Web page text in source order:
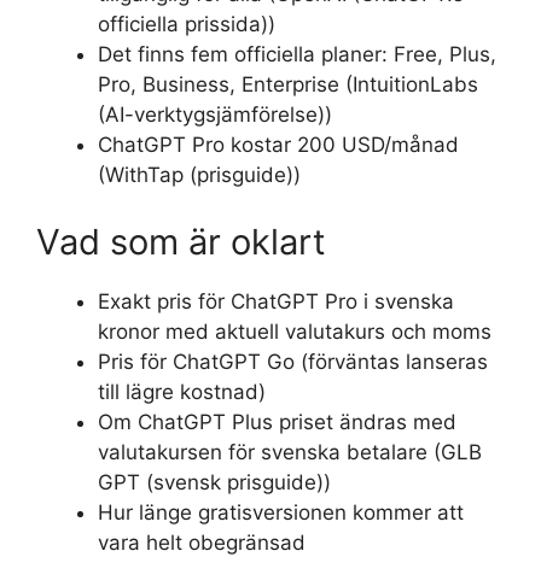
officiella prissida))
Det finns fem officiella planer: Free, Plus,
Pro, Business, Enterprise (IntuitionLabs
(AI-verktygsjämförelse))
ChatGPT Pro kostar 200 USD/månad
(WithTap (prisguide))
Vad som är oklart
Exakt pris för ChatGPT Pro i svenska
kronor med aktuell valutakurs och moms
Pris för ChatGPT Go (förväntas lanseras
till lägre kostnad)
Om ChatGPT Plus priset ändras med
valutakursen för svenska betalare (GLB
GPT (svensk prisguide))
Hur länge gratisversionen kommer att
vara helt obegränsad